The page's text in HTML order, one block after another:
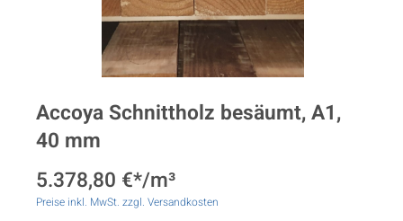
Accoya Schnittholz besäumt, A1,
40 mm
5.378,80 €*/m³
Preise inkl. MwSt. zzgl. Versandkosten